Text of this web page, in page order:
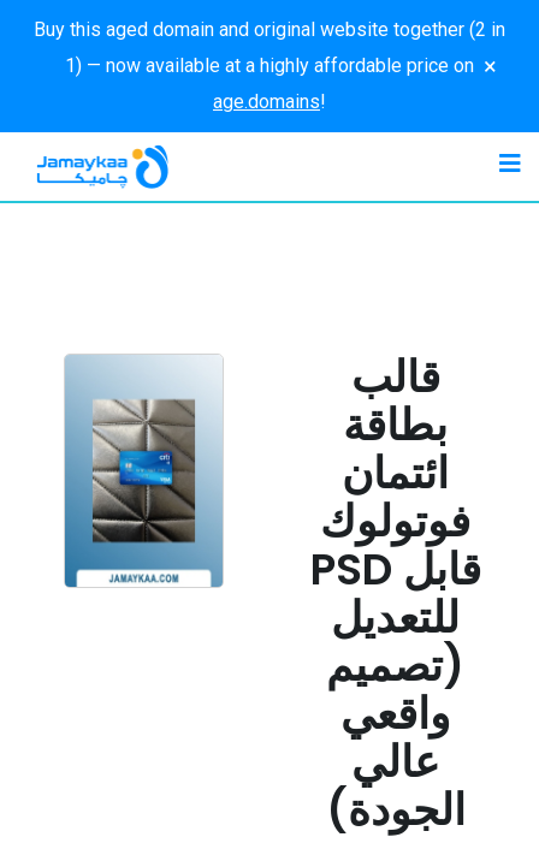
Buy this aged domain and original website together (2 in
1) — now available at a highly affordable price on
age.domains!
×
قالب
بطاقة
ائتمان
فوتولوك
PSD قابل
للتعديل
(تصميم
واقعي
عالي
الجودة)